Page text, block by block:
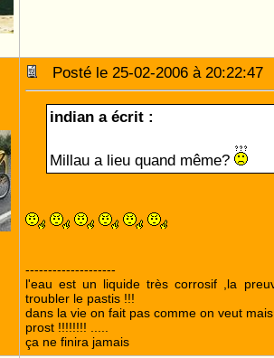
Posté le 25-02-2006 à
indian a écrit :
Millau a lieu quand même?
--------------------
l'eau est un liquide très corrosif ,la
troubler le pastis !!!
dans la vie on fait pas comme on veut
prost !!!!!!!! .....
ça ne finira jamais